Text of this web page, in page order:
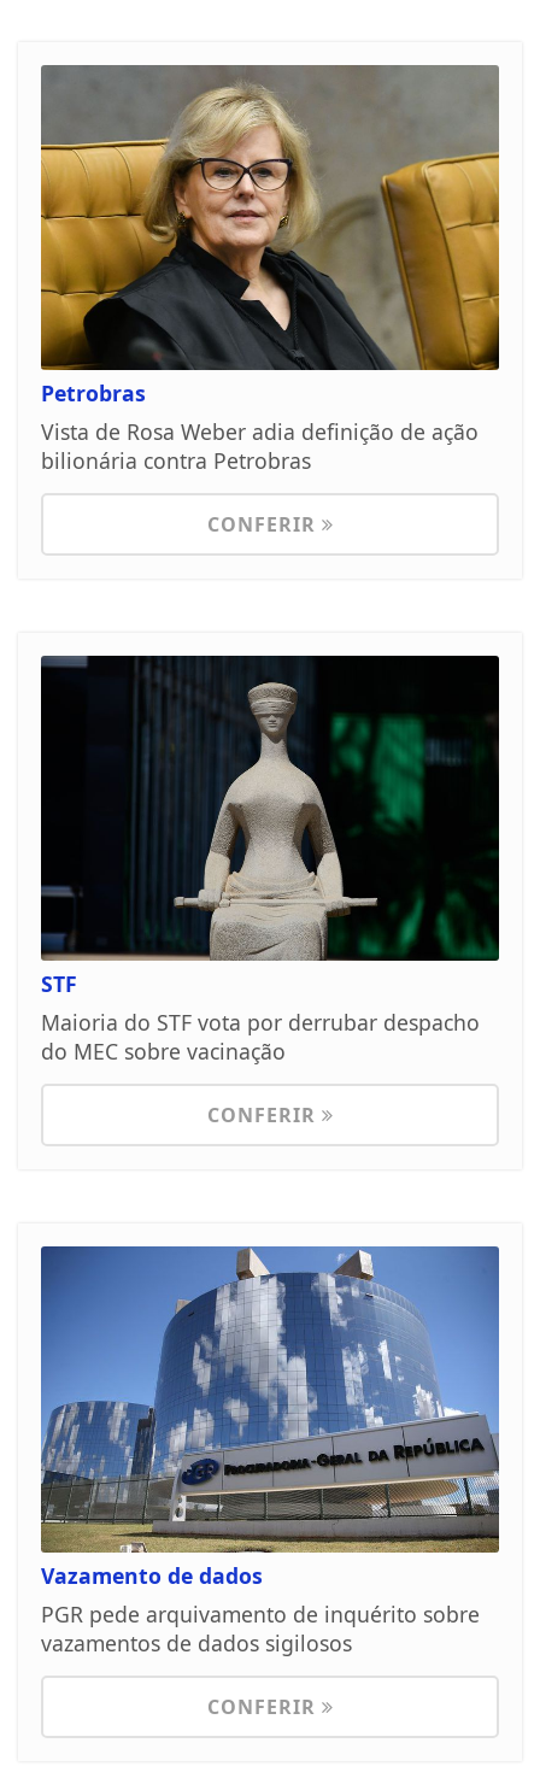
Petrobras
Vista de Rosa Weber adia definição de ação
bilionária contra Petrobras
CONFERIR
STF
Maioria do STF vota por derrubar despacho
do MEC sobre vacinação
CONFERIR
Vazamento de dados
PGR pede arquivamento de inquérito sobre
vazamentos de dados sigilosos
CONFERIR